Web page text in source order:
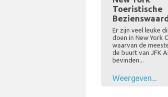
Toeristische
Er zijn veel leuke
doen in New York
waarvan de
de buurt van JFK
bevinden...
Weergeven...